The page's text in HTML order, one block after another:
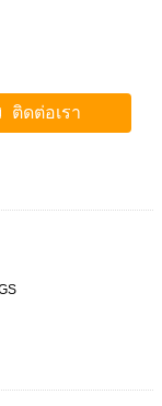
ติดต่อเรา